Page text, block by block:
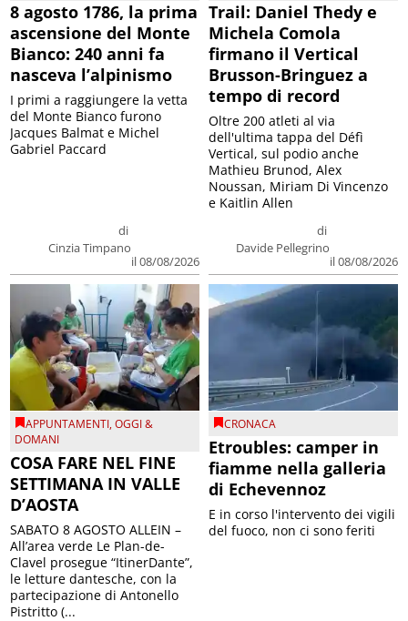
8 agosto 1786, la prima
ascensione del Monte
Bianco: 240 anni fa
nasceva l’alpinismo
di
Cinzia Timpano
il 08/08/2026
I primi a raggiungere la vetta
del Monte Bianco furono
Jacques Balmat e Michel
Gabriel Paccard
Trail: Daniel Thedy e
Michela Comola
firmano il Vertical
Brusson-Bringuez a
tempo di record
di
Davide Pellegrino
il 08/08/2026
Oltre 200 atleti al via
dell'ultima tappa del Défì
Vertical, sul podio anche
Mathieu Brunod, Alex
Noussan, Miriam Di Vincenzo
e Kaitlin Allen
APPUNTAMENTI,OGGI &
DOMANI
COSA FARE NEL FINE
SETTIMANA IN VALLE
D’AOSTA
SABATO 8 AGOSTO ALLEIN –
All’area verde Le Plan-de-
Clavel prosegue “ItinerDante”,
le letture dantesche, con la
partecipazione di Antonello
Pistritto (...
CRONACA
Etroubles: camper in
fiamme nella galleria
di Echevennoz
E in corso l'intervento dei vigili
del fuoco, non ci sono feriti